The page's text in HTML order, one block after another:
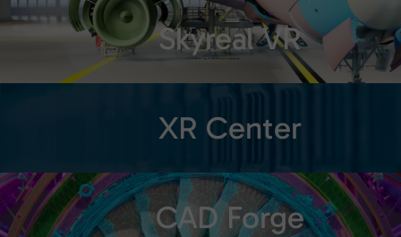
Skyreal VR
XR Center
CAD Forge